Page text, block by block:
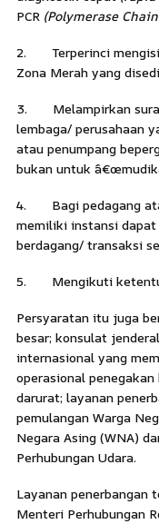
PCR (Polymerase
2. Terperinci mengisi
Zona Merah yang
3. Melampirkan surat
lembaga/ perusahaan
atau penumpang
bukan untuk
4. Bagi pedagang
memiliki instansi
berdagang/ transaksi
5. Mengikuti
Persyaratan itu juga
besar; konsulat
internasional yang
operasional
darurat; layanan
pemulangan Warga
Negara Asing (WNA)
Perhubungan Udara.
Layanan penerbangan
Menteri Perhubungan